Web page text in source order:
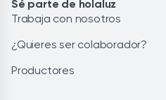
Sé parte de holaluz
Trabaja con nosotros
¿Quieres ser colaborador?
Productores